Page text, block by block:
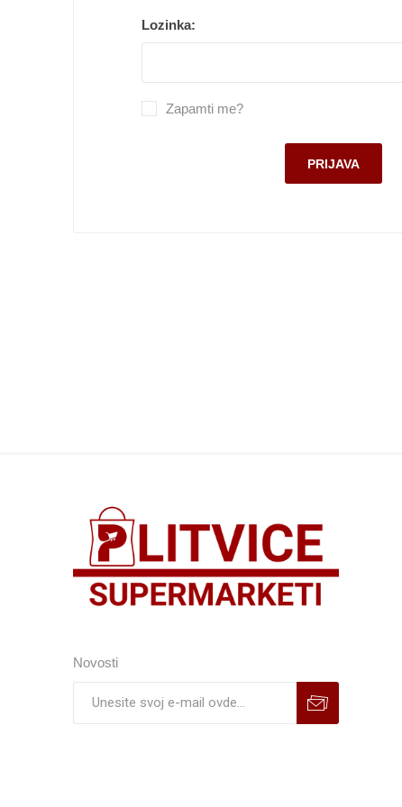
Smrznuti proizvodi
Lična higijena
Kuvana jela
Lozinka:
Zapamti me?
Novosti